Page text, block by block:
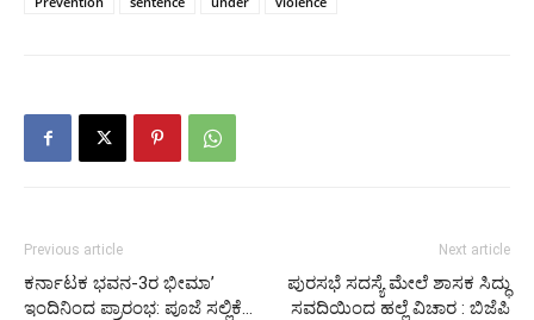
Previous article
ಕರ್ನಾಟಕ ಭವನ-3ರ ಭೀಮಾ’
ಇಂದಿನಿಂದ ಪ್ರಾರಂಭ: ಪೂಜೆ ಸಲ್ಲಿಕೆ…
Next article
ಪುರಸಭೆ ಸದಸ್ಯೆ ಮೇಲೆ ಶಾಸಕ ಸಿದ್ಧು
ಸವದಿಯಿಂದ ಹಲ್ಲೆ ವಿಚಾರ : ಬಿಜೆಪಿ